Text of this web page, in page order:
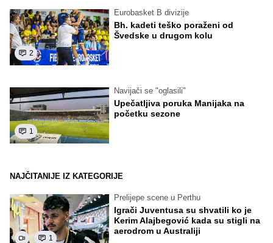
2
Eurobasket B divizije
Bh. kadeti teško poraženi od
Švedske u drugom kolu
1
Navijači se "oglasili"
Upečatljiva poruka Manijaka na
početku sezone
NAJČITANIJE IZ KATEGORIJE
1
Prelijepe scene u Perthu
Igrači Juventusa su shvatili ko je
Kerim Alajbegović kada su stigli na
aerodrom u Australiji